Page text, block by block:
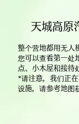
天城高原
整个营地都用无人
您可以查看第一处
点、小木屋和接待
*请注意，我们正
设施，请参考地图